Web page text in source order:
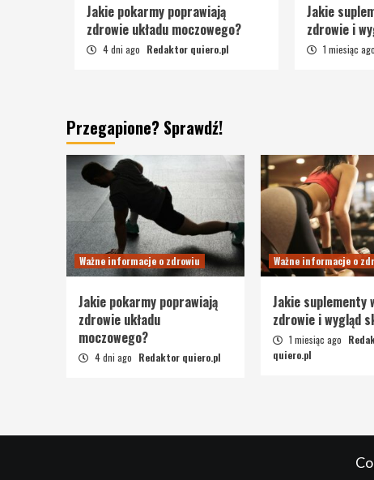
Jakie pokarmy poprawiają
zdrowie układu moczowego?
4 dni ago Redaktor quiero.pl
Jakie
zdrowie i
1 miesiąc ago
Przegapione? Sprawdź!
Ważne informacje o zdrowiu
Jakie pokarmy poprawiają
zdrowie układu
moczowego?
4 dni ago Redaktor quiero.pl
Ważne informacje o
Jakie suplementy
zdrowie i wygląd
1 miesiąc ago
quiero.pl